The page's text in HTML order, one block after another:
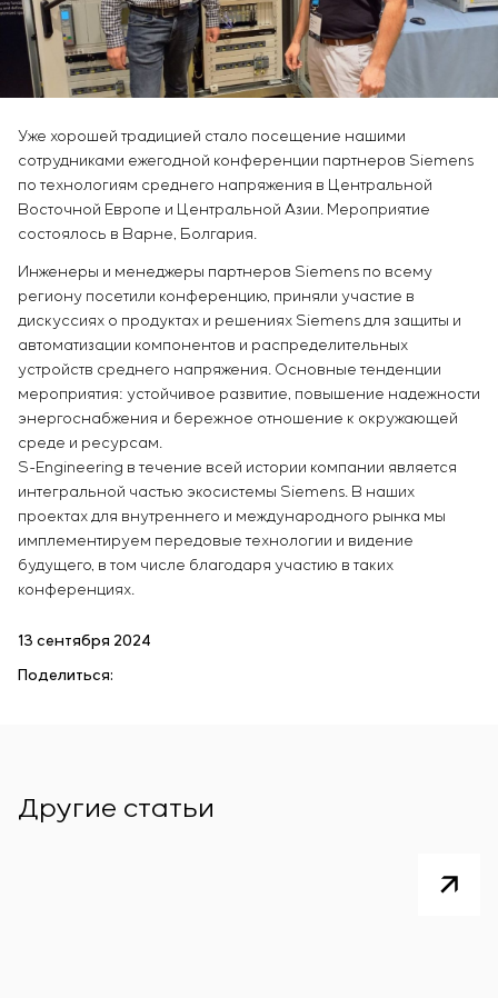
заказчика
Сервисное обслуживание
Управление проектами
Аутсорсинг
Консалтинговые услуги
Индивидуальная разработка и испытания
щитового оборудования
Разработка математических моделей объектов
управления
Разработка систем управления
Энергоаудит
Инфраструктура
Химическая промышленность
Цементная промышленность
Вакансии
Стажировка
Ветеранам
КОНТАКТЫ
Уже хорошей традицией стало посещение нашими
сотрудниками ежегодной конференции партнеров Siemens
по технологиям среднего напряжения в Центральной
Восточной Европе и Центральной Азии. Мероприятие
состоялось в Варне, Болгария.
Инженеры и менеджеры партнеров Siemens по всему
региону посетили конференцию, приняли участие в
дискуссиях о продуктах и ​​решениях Siemens для защиты и
автоматизации компонентов и распределительных
устройств среднего напряжения. Основные тенденции
мероприятия: устойчивое развитие, повышение надежности
энергоснабжения и бережное отношение к окружающей
среде и ресурсам.
S-Engineering в течение всей истории компании является
интегральной частью экосистемы Siemens. В наших
проектах для внутреннего и международного рынка мы
имплементируем передовые технологии и видение
будущего, в том числе благодаря участию в таких
конференциях.
13 сентября 2024
Поделиться:
Другие статьи